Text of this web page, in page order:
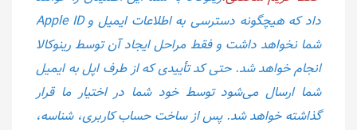
داد که هیچگونه دسترسی به اطلاعات ایمیل و Apple ID
شما نخواهد داشت و فقط مراحل ایجاد آن توسط رینوکالا
انجام خواهد شد. حتی کد تأییدی که از طرف اپل به ایمیل
شما ارسال می‌شود توسط خود شما در اختیار ما قرار
گذاشته خواهد شد. پس از ساخت حساب کاربری، شناسه،